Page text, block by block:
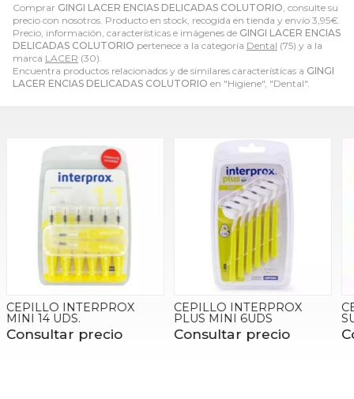
Comprar GINGI LACER ENCIAS DELICADAS COLUTORIO , consulte su
precio con nosotros. Producto en stock, recogida en tienda y envío 3,95€
Precio, información, características e imágenes de GINGI LACER ENCIAS
DELICADAS COLUTORIO pertenece a la categoría Dental (75) y a la
marca LACER (30).
Encuentra productos relacionados y de similares características a GINGI
LACER ENCIAS DELICADAS COLUTORIO en "Higiene", "Dental".
CEPILLO INTERPROX
PLUS MINI 6UDS
Consultar precio
CEPILLO INTERPROX
SUPER MICRO 6UDS
Consultar precio